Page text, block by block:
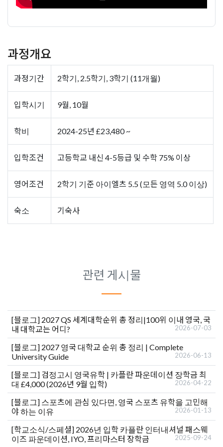
과정개요
과정기간 2학기, 2.5학기, 3학기 (11개월)
입학시기 9월, 10월
학비 2024-25년 £23,480 ~
입학조건 고등학교 내신 4-5등급 및 수학 75% 이상
영어조건 2학기 기준 아이엘츠 5.5 (모든 영역 5.0 이상)
숙소 기숙사
관련 게시물
[블로그] 2027 QS 세계대학순위 총 정리|100위 이내 영국, 국
내 대학교는 어디?
2026-07-03
[블로그] 2027 영국 대학교 순위 총 정리 | Complete
University Guide
2026-06-13
[블로그] 검정고시 영국유학 | 카플란 파운데이션 장학금 최
대 £4,000 (2026년 9월 입학)
2026-04-22
[블로그] 스포츠에 관심 있다면, 영국 스포츠 유학을 고민해
야 하는 이유
2026-01-13
[학교소식/스페셜] 2026년 입학 카플란 인터내셔널 패스웨
이즈 파운데이션, IYO, 프리마스터 장학금
2025-09-24